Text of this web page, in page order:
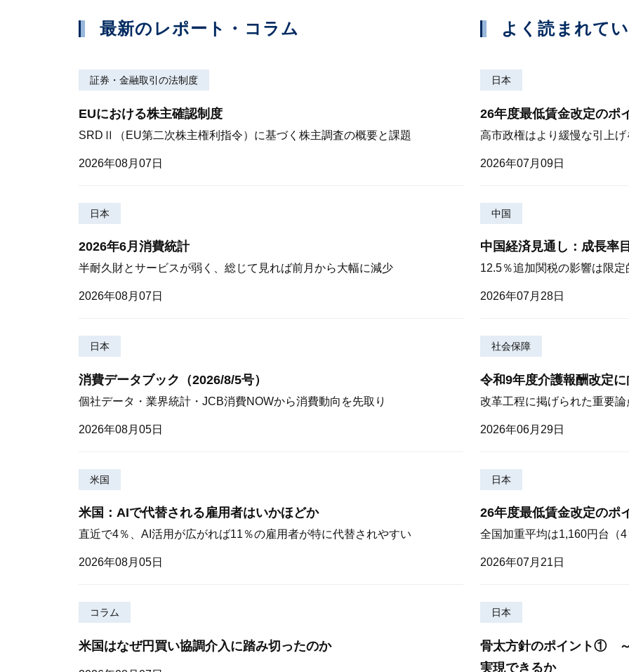
最新のレポート・コラム
証券・金融取引の法制度
EUにおける株主確認制度
SRDⅡ（EU第二次株主権利指令）に基づく株主調査の概要と課題
2026年08月07日
日本
2026年6月消費統計
半耐久財とサービスが弱く、総じて見れば前月から大幅に減少
2026年08月07日
日本
消費データブック（2026/8/5号）
個社データ・業界統計・JCB消費NOWから消費動向を先取り
2026年08月05日
米国
米国：AIで代替される雇用者はいかほどか
直近で4％、AI活用が広がれば11％の雇用者が特に代替されやすい
2026年08月05日
コラム
米国はなぜ円買い協調介入に踏み切ったのか
よく読まれて
日本
26年度最低賃金改定のポ
高市政権はより緩慢な引上
2026年07月09日
中国
中国経済見通し：成長率
12.5％追加関税の影響は限
2026年07月28日
社会保障
令和9年度介護報酬改定
改革工程に掲げられた重要
2026年06月29日
日本
26年度最低賃金改定のポ
全国加重平均は1,160円台（
2026年07月21日
日本
骨太方針のポイント① ～
実現できるか